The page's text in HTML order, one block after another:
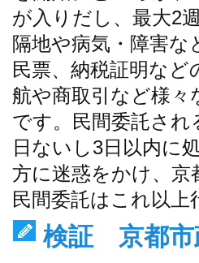
が入りだし、最大2
隔地や病気・障害
民票、納税証明な
航や商取引など様
です。民間委託さ
日ないし3日以内に
方に迷惑をかけ、京
民間委託はこれ以
検証 京都市